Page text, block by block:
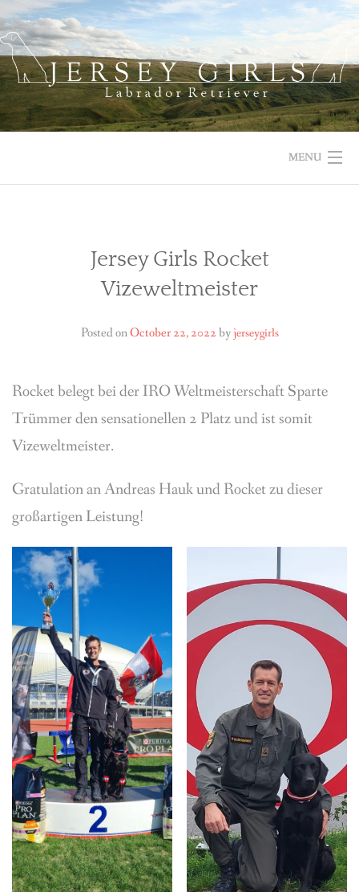
to
content
MENU
OUR DOGS
CONTACT
Jersey Girls Rocket
Vizeweltmeister
Posted onOctober 22, 2022byjerseygirls
Rocket belegt bei der IRO Weltmeisterschaft Sparte
Trümmer den sensationellen 2 Platz und ist somit
Vizeweltmeister.
Gratulation an Andreas Hauk und Rocket zu dieser
großartigen Leistung!